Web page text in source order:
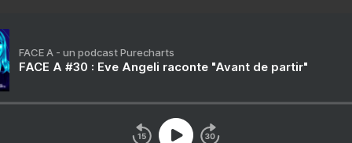
FACE A - un podcast Purecharts
FACE A #30 : Eve Angeli raconte "Avant de partir"